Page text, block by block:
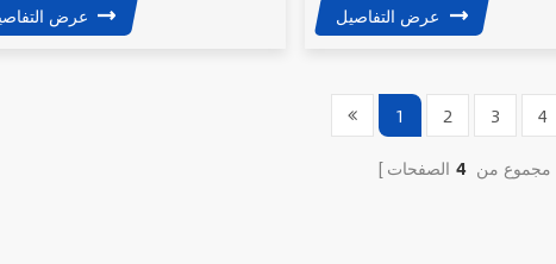
عرض عرض التفاصيل
1 2 3
4
مجموع من 4